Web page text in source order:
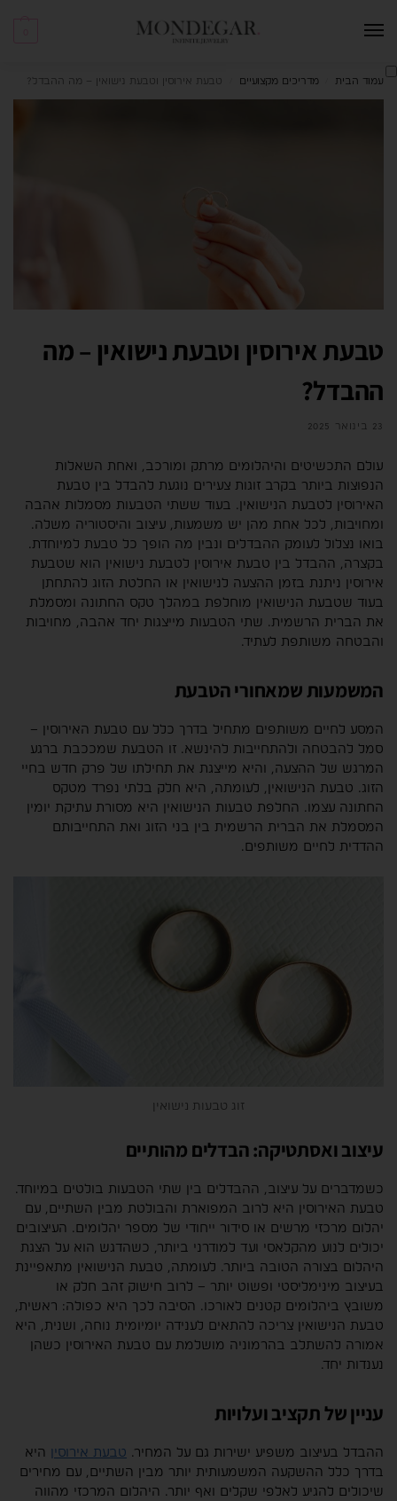
עמוד הבית מדריכים מקצועיים טבעת אירוסין וטבעת נישואין – מה ההבדל?
טבעת אירוסין וטבעת נישואין – מה
ההבדל?
23 בינואר 2025
עולם התכשיטים והיהלומים מרתק ומורכב, ואחת השאלות
הנפוצות ביותר בקרב זוגות צעירים נוגעת להבדל בין טבעת
האירוסין לטבעת הנישואין. בעוד ששתי הטבעות מסמלות אהבה
ומחויבות, לכל אחת מהן יש משמעות, עיצוב והיסטוריה משלה.
בואו נצלול לעומק ההבדלים ונבין מה הופך כל טבעת למיוחדת.
בקצרה, ההבדל בין טבעת אירוסין לטבעת נישואין הוא שטבעת
אירוסין ניתנת בזמן ההצעה לנישואין או החלטת הזוג להתחתן
בעוד שטבעת הנישואין מוחלפת במהלך טקס החתונה ומסמלת
את הברית הרשמית. שתי הטבעות מייצגות יחד אהבה, מחויבות
והבטחה משותפת לעתיד.
המשמעות שמאחורי הטבעת
המסע לחיים משותפים מתחיל בדרך כלל עם טבעת האירוסין –
סמל להבטחה ולהתחייבות להינשא. זו הטבעת שמככבת ברגע
המרגש של ההצעה, והיא מייצגת את תחילתו של פרק חדש בחיי
הזוג. טבעת הנישואין, לעומתה, היא חלק בלתי נפרד מטקס
החתונה עצמו. החלפת טבעות הנישואין היא מסורת עתיקת יומין
המסמלת את הברית הרשמית בין בני הזוג ואת התחייבותם
ההדדית לחיים משותפים.
זוג טבעות נישואין
עיצוב ואסתטיקה: הבדלים מהותיים
כשמדברים על עיצוב, ההבדלים בין שתי הטבעות בולטים במיוחד.
טבעת האירוסין היא לרוב המפוארת והבולטת מבין השתיים, עם
יהלום מרכזי מרשים או סידור ייחודי של מספר יהלומים. העיצובים
יכולים לנוע מהקלאסי ועד למודרני ביותר, כשהדגש הוא על הצגת
היהלום בצורה הטובה ביותר. לעומתה, טבעת הנישואין מתאפיינת
בעיצוב מינימליסטי ופשוט יותר – לרוב חישוק זהב חלק או
משובץ ביהלומים קטנים לאורכו. הסיבה לכך היא כפולה: ראשית,
טבעת הנישואין צריכה להתאים לענידה יומיומית נוחה, ושנית, היא
אמורה להשתלב בהרמוניה מושלמת עם טבעת האירוסין כשהן
נענדות יחד.
עניין של תקציב ועלויות
ההבדל בעיצוב משפיע ישירות גם על המחיר. טבעת אירוסין היא
בדרך כלל ההשקעה המשמעותית יותר מבין השתיים, עם מחירים
שיכולים להגיע לאלפי שקלים ואף יותר. היהלום המרכזי מהווה